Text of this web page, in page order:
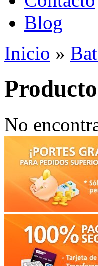
Blog
Inicio »
No